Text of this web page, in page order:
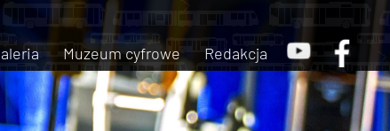
Muzeum cyfrowe Redakcja